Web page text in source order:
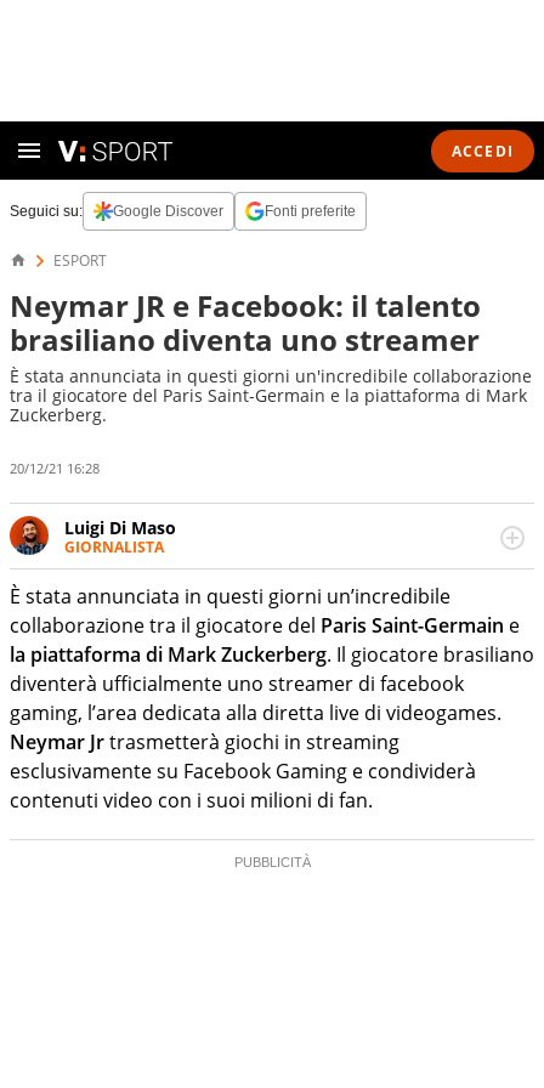
ACCEDI
Seguici su: Google Discover Fonti preferite
ESPORT
Neymar JR e Facebook: il talento
brasiliano diventa uno streamer
È stata annunciata in questi giorni un'incredibile collaborazione
tra il giocatore del Paris Saint-Germain e la piattaforma di Mark
Zuckerberg.
20/12/21 16:28
Luigi Di Maso
GIORNALISTA
Giornalista sportivo e professionista nel mondo della
comunicazione digitale. Lavora insieme a club, leghe e
brand nel mondo del calcio. È ormai da anni una delle
anime del Social Football Summit di Roma. Per Virgilio
Sport cura gli approfondimenti relativi all’intreccio tra i
mondi del calcio, della comunicazione e del marketing
È stata annunciata in questi giorni un’incredibile
collaborazione tra il giocatore del Paris Saint-Germain e
la piattaforma di Mark Zuckerberg. Il giocatore brasiliano
diventerà ufficialmente uno streamer di facebook
gaming, l’area dedicata alla diretta live di videogames.
Neymar Jrtrasmetterà giochi in streaming
esclusivamente su Facebook Gaming e condividerà
contenuti video con i suoi milioni di fan.